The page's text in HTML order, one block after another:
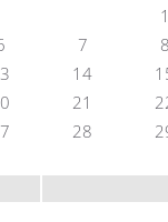
7
14
21
28